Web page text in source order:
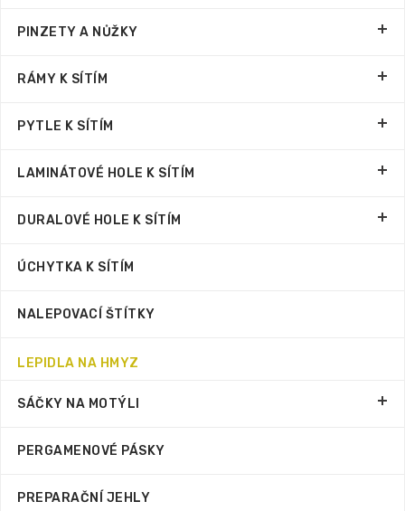
PINZETY A NŮŽKY
RÁMY K SÍTÍM
PYTLE K SÍTÍM
LAMINÁTOVÉ HOLE K SÍTÍM
DURALOVÉ HOLE K SÍTÍM
ÚCHYTKA K SÍTÍM
NALEPOVACÍ ŠTÍTKY
LEPIDLA NA HMYZ
SÁČKY NA MOTÝLI
PERGAMENOVÉ PÁSKY
PREPARAČNÍ JEHLY